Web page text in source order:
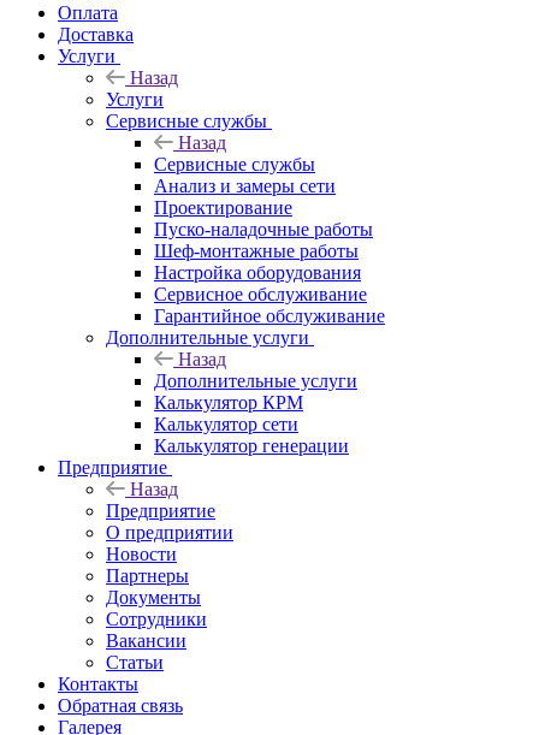
Оплата
Доставка
Услуги
Назад
Услуги
Сервисные службы
Назад
Сервисные службы
Анализ и замеры сети
Проектирование
Пуско-наладочные работы
Шеф-монтажные работы
Настройка оборудования
Сервисное обслуживание
Гарантийное обслуживание
Дополнительные услуги
Назад
Дополнительные услуги
Калькулятор КРМ
Калькулятор сети
Калькулятор генерации
Предприятие
Назад
Предприятие
О предприятии
Новости
Партнеры
Документы
Сотрудники
Вакансии
Статьи
Контакты
Обратная связь
Галерея